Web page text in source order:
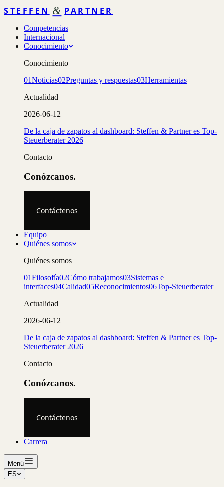
STEFFEN & PARTNER
Competencias
Internacional
Conocimiento
Conocimiento
01Noticias02Preguntas y respuestas03Herramientas
Actualidad
2026-06-12
De la caja de zapatos al dashboard: Steffen & Partner es Top-
Steuerberater 2026
Contacto
Conózcanos.
Contáctenos
Equipo
Quiénes somos
Quiénes somos
01Filosofía02Cómo trabajamos03Sistemas e
interfaces04Calidad05Reconocimientos06Top-Steuerberater
Actualidad
2026-06-12
De la caja de zapatos al dashboard: Steffen & Partner es Top-
Steuerberater 2026
Contacto
Conózcanos.
Contáctenos
Carrera
Menú
ES